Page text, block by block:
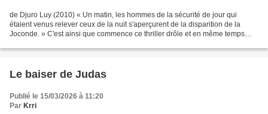
de Djuro Luy (2010) « Un matin, les hommes de la sécurité de jour qui
étaient venus relever ceux de la nuit s'aperçurent de la disparition de la
Joconde. » C'est ainsi que commence ce thriller drôle et en même temps
Le baiser de Judas
Publié le 15/03/2026 à 11:20
Par Krri